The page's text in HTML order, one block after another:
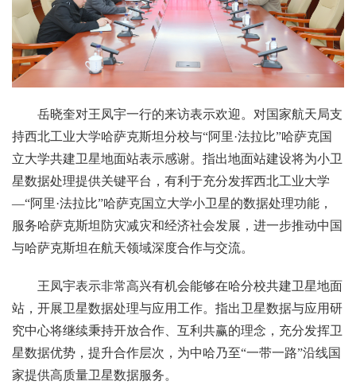
岳晓奎对王凤宇一行的来访表示欢迎。对国家航天局支
持西北工业大学哈萨克斯坦分校与“阿里·法拉比”哈萨克国
立大学共建卫星地面站表示感谢。指出地面站建设将为小卫
星数据处理提供关键平台，有利于充分发挥西北工业大学
—“阿里·法拉比”哈萨克国立大学小卫星的数据处理功能，
服务哈萨克斯坦防灾减灾和经济社会发展，进一步推动中国
与哈萨克斯坦在航天领域深度合作与交流。
王凤宇表示非常高兴有机会能够在哈分校共建卫星地面
站，开展卫星数据处理与应用工作。指出卫星数据与应用研
究中心将继续秉持开放合作、互利共赢的理念，充分发挥卫
星数据优势，提升合作层次，为中哈乃至“一带一路”沿线国
家提供高质量卫星数据服务。